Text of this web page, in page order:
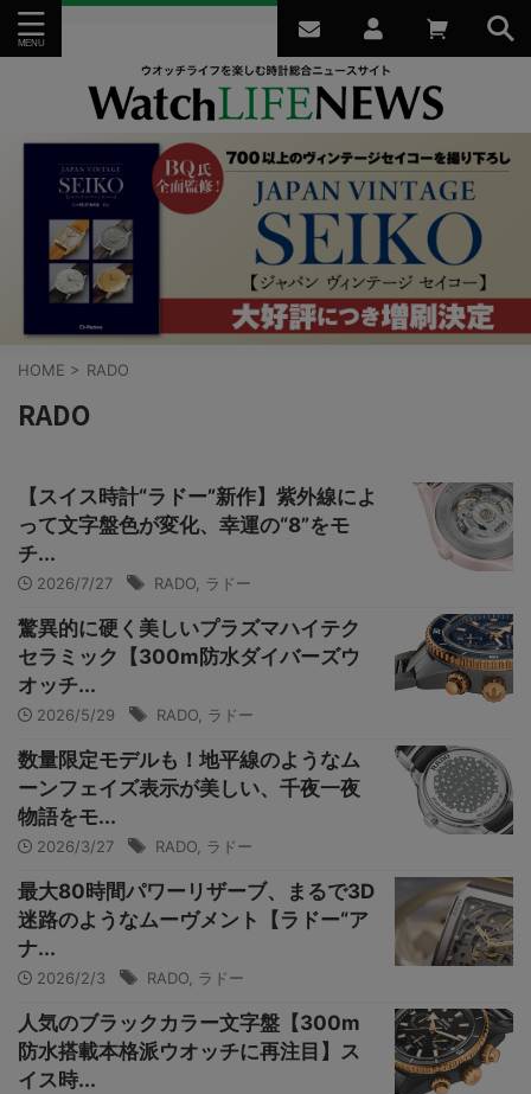
HOME > RADO
RADO
【スイス時計“ラドー”新作】紫外線によ
って文字盤色が変化、幸運の“8”をモ
チ...
2026/7/27 RADO ラドー
驚異的に硬く美しいプラズマハイテク
セラミック【300m防水ダイバーズウ
オッチ...
2026/5/29 RADO ラドー
数量限定モデルも！地平線のようなム
ーンフェイズ表示が美しい、千夜一夜
物語をモ...
2026/3/27 RADO ラドー
最大80時間パワーリザーブ、まるで3D
迷路のようなムーヴメント【ラドー“ア
ナ...
2026/2/3 RADO ラドー
人気のブラックカラー文字盤【300m
防水搭載本格派ウオッチに再注目】ス
イス時...